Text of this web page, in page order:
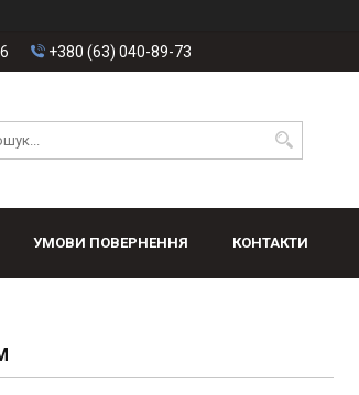
+380 (63) 040-89-73
УМОВИ ПОВЕРНЕННЯ КОНТАКТИ